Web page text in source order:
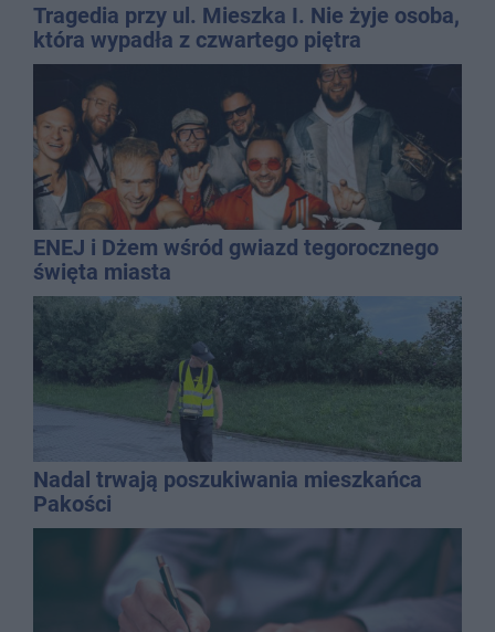
Tragedia przy ul. Mieszka I. Nie żyje osoba,
która wypadła z czwartego piętra
ENEJ i Dżem wśród gwiazd tegorocznego
święta miasta
Nadal trwają poszukiwania mieszkańca
Pakości